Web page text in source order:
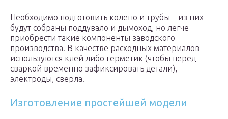
Необходимо подготовить колено и трубы – из них
будут собраны поддувало и дымоход, но легче
приобрести такие компоненты заводского
производства. В качестве расходных материалов
используются клей либо герметик (чтобы перед
сваркой временно зафиксировать детали),
электроды, сверла.
Изготовление простейшей модели